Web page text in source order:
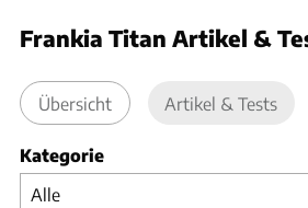
Frankia Titan Artikel &
Übersicht Artikel & Tests
Kategorie